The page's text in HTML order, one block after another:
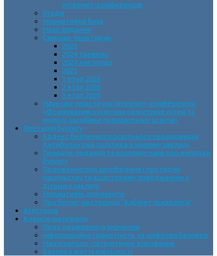
інтернет-конференція
Угоди
Нормативна база
Наші видання
Семінар-практикум
2023
2024 травень
2024 листопад
2025
1 етап 2026
2 етап 2026
3 етап 2026
Науково-практична інтернет-конференція
«Формування ціннісних орієнтирів дітей та
молоді засобами позашкільної освіти»
Протидія булінгу
Кодекс безпечного освітнього середовища.
Антибулінгова політика в нашому закладі
Порядок подання та розгляду заяв про випадки
булінгу
Положення про запобігання і протидію
насильству та жорстокому поводженню з
дітьми у закладі
Нормативні документи
Про булінг на сторінці “Кабінет психолога”
Атестація
Корисні матеріали
Події державного значення
Інформаційна грамотність та цифрова безпека
Національно-патріотичне виховання
Безпека життєдіяльності